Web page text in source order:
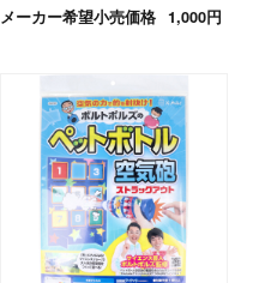
メーカー希望小売価格 1,000円